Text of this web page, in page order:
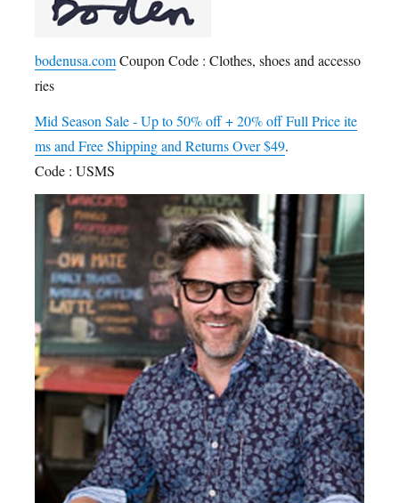
bodenusa.comCoupon Code : Clothes, shoes and accesso
ries
Mid Season Sale - Up to 50% off + 20% off Full Price ite
ms and Free Shipping and Returns Over $49.
Code : USMS